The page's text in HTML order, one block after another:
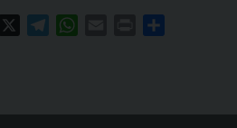
FacebookTelegramWhatsAppPrint